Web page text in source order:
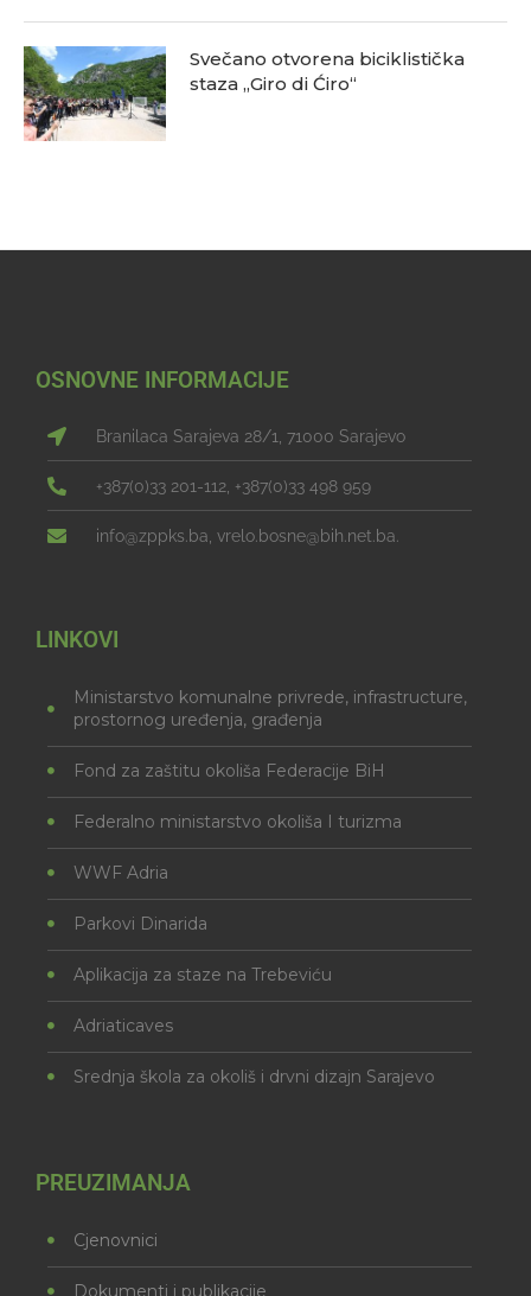
Svečano otvorena biciklistička
staza „Giro di Ćiro“
OSNOVNE INFORMACIJE
Branilaca Sarajeva 28/1, 71000 Sarajevo
+387(0)33 201-112, +387(0)33 498 959
info@zppks.ba, vrelo.bosne@bih.net.ba.
LINKOVI
Ministarstvo komunalne privrede, infrastructure,
prostornog uređenja, građenja
Fond za zaštitu okoliša Federacije BiH
Federalno ministarstvo okoliša I turizma
WWF Adria
Parkovi Dinarida
Aplikacija za staze na Trebeviću
Adriaticaves
Srednja škola za okoliš i drvni dizajn Sarajevo
PREUZIMANJA
Cjenovnici
Dokumenti i publikacije